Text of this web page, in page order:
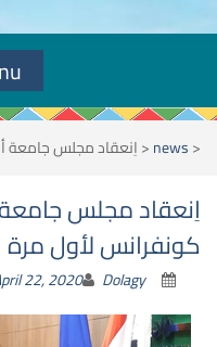
<
news
<اِنعقاد مجلس جامعة
اِنعقاد مجلس جامعة
كونفرانس لأول مرة
22, 2020 Dolagy